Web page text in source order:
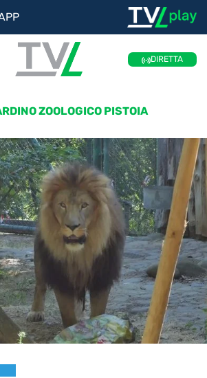
DIRETTA
ZOOLOGICO PISTOIA